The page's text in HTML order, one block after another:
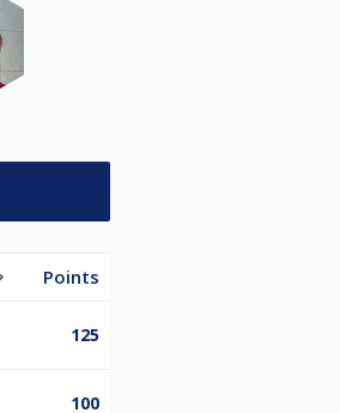
Points
125
100